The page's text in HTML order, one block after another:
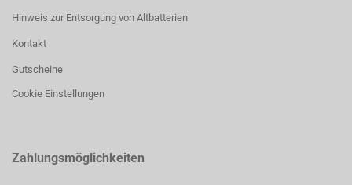
Hinweis zur Entsorgung von Altbatterien
Kontakt
Gutscheine
Cookie Einstellungen
Zahlungsmöglichkeiten